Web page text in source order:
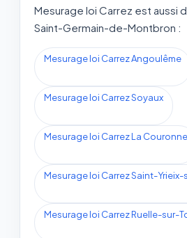
Mesurage loi Carrez est aussi
Saint-Germain-de-Montbron :
Mesurage loi Carrez Angoulême
Mesurage loi Carrez Soyaux
Mesurage loi Carrez La Couronne
Mesurage loi Carrez Saint-
Mesurage loi Carrez Ruelle-sur-